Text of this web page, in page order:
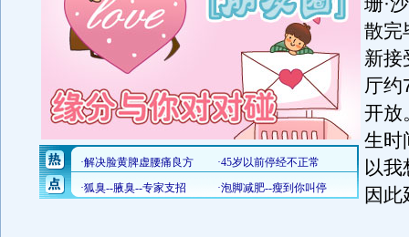
散完
新接
厅约
开放
生时
以
因此